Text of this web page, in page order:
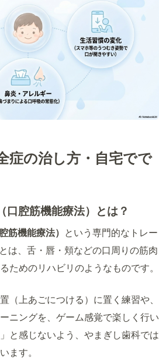
症の治し方・自宅でで
口腔筋機能療法）とは？
筋機能療法） という専門的なトレー
は、舌・唇・頬などの口周りの筋肉
ためのリハビリのようなものです。
（上あごにつける）に置く練習や、
ニングを、ゲーム感覚で楽しく行い
と感じないよう、やまぎし歯科では
ます。